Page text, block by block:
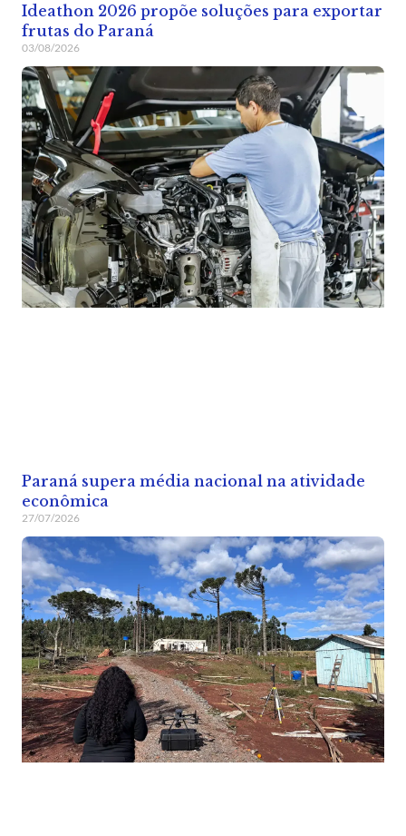
Ideathon 2026 propõe soluções para exportar
frutas do Paraná
03/08/2026
Paraná supera média nacional na atividade
econômica
27/07/2026